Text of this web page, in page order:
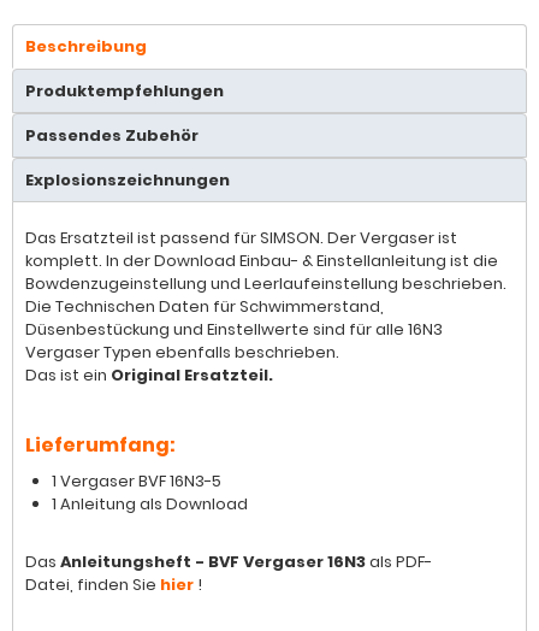
Beschreibung
Produktempfehlungen
Passendes Zubehör
Explosionszeichnungen
Das Ersatzteil ist passend für SIMSON. Der Vergaser ist
komplett. In der Download Einbau- & Einstellanleitung ist die
Bowdenzugeinstellung und Leerlaufeinstellung beschrieben.
Die Technischen Daten für Schwimmerstand,
Düsenbestückung und Einstellwerte sind für alle 16N3
Vergaser Typen ebenfalls beschrieben.
Das ist ein Original Ersatzteil.
Lieferumfang:
1 Vergaser BVF 16N3-5
1 Anleitung als Download
Das Anleitungsheft - BVF Vergaser 16N3als PDF-
Datei, finden Sie hier !